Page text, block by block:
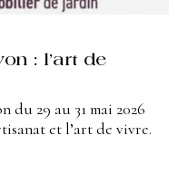
: l’art de
du 29 au 31 mai 2026
et l’art de vivre.